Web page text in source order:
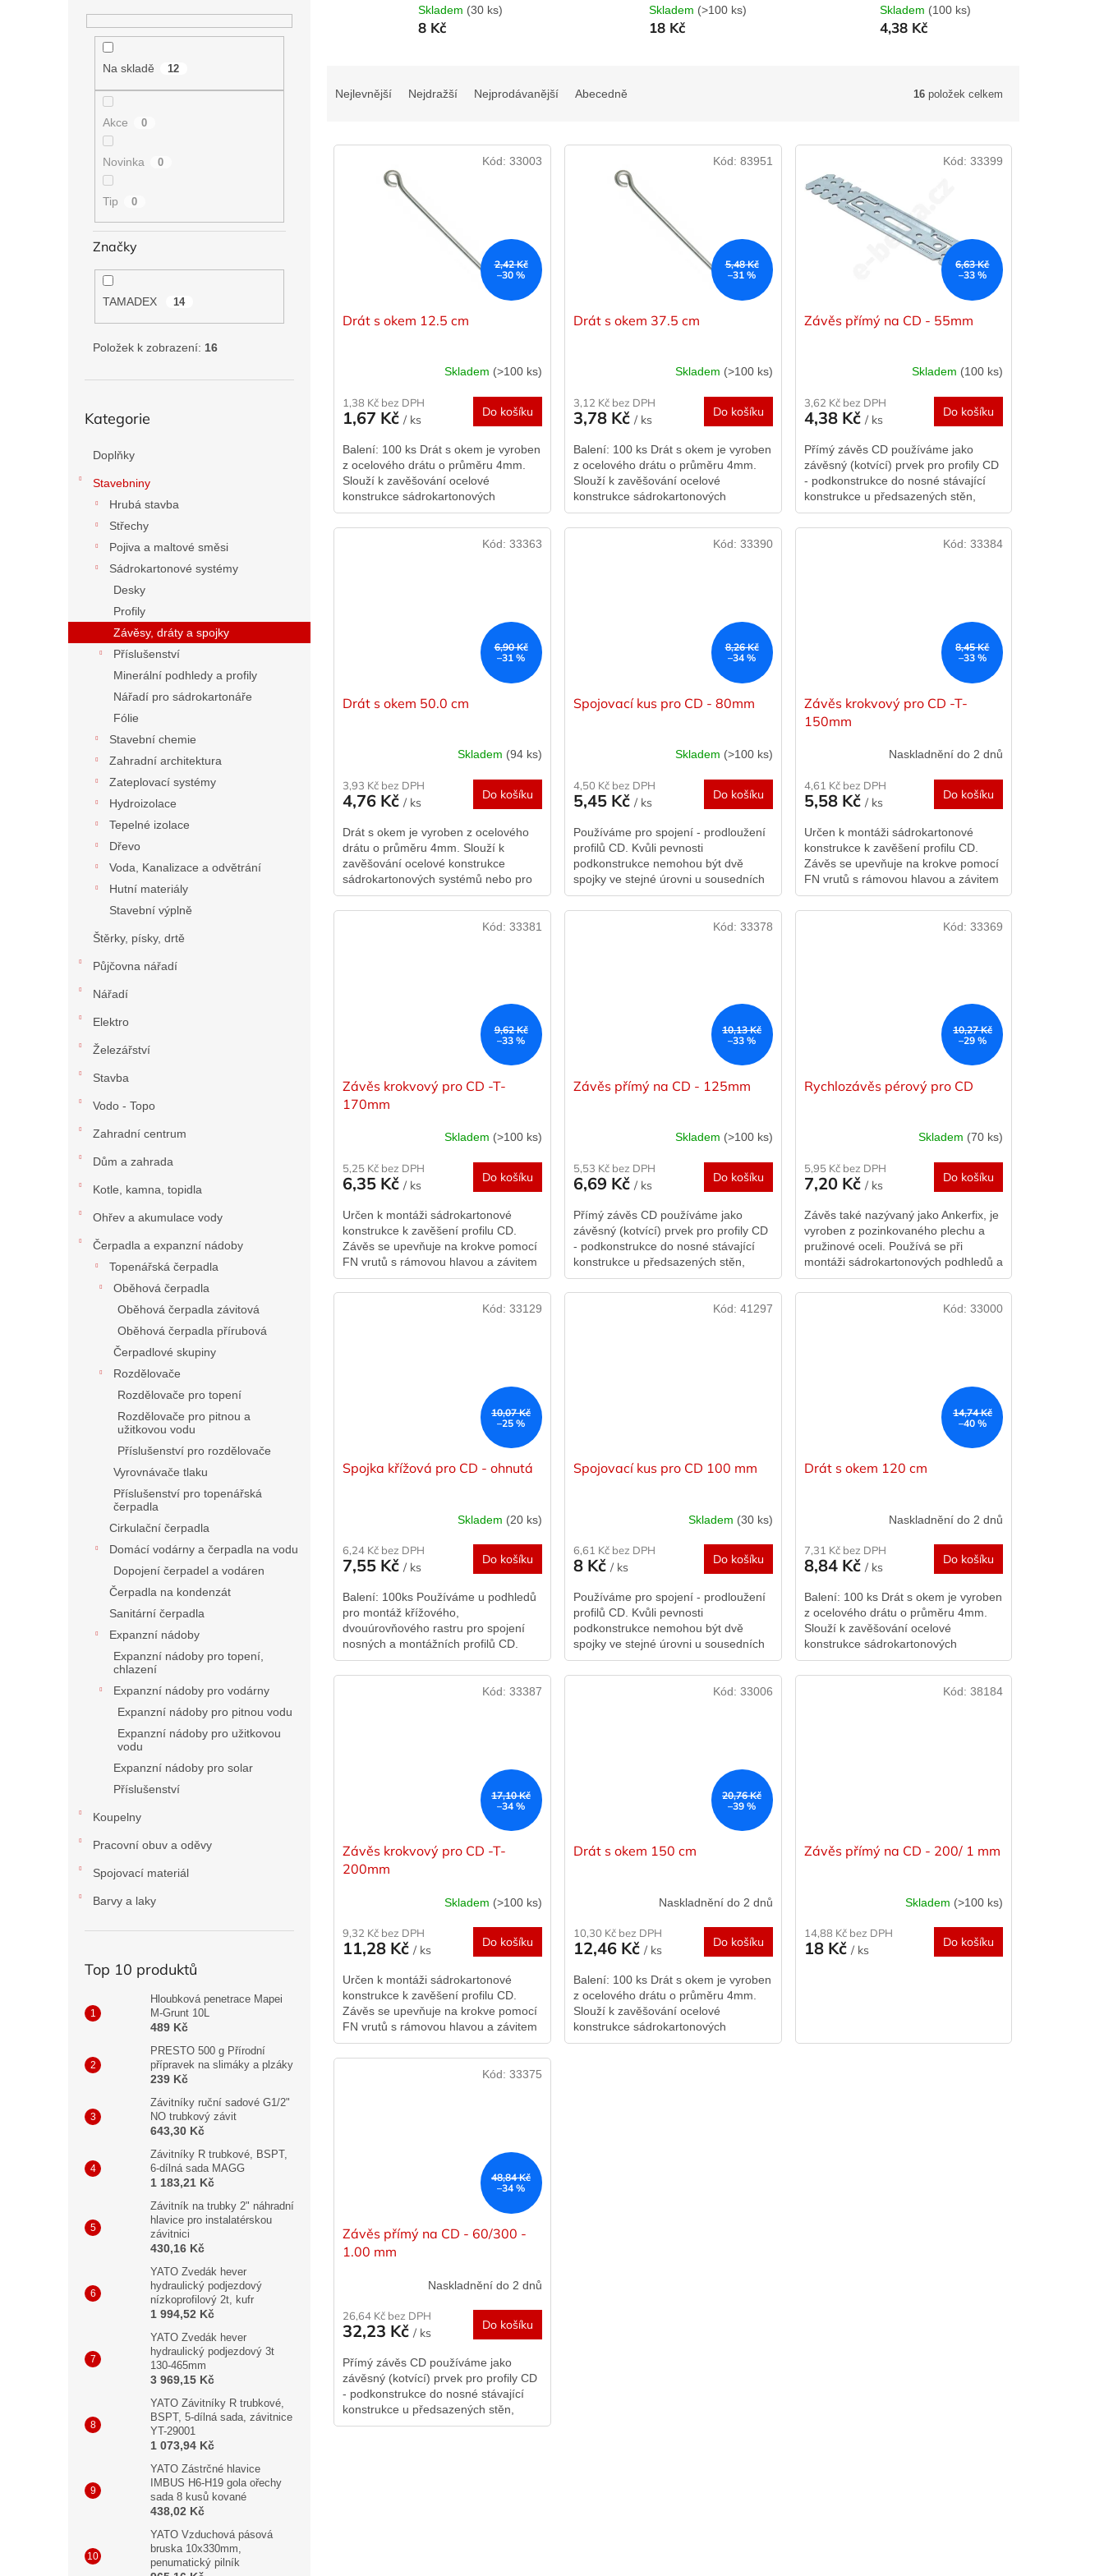
Na skladě 12
Akce 0
Novinka 0
Tip 0
Značky
TAMADEX 14
Položek k zobrazení: 16
kategorie
Kategorie
Doplňky
Stavebniny
Hrubá stavba
Střechy
Pojiva a maltové směsi
Sádrokartonové systémy
Desky
Profily
Závěsy, dráty a spojky
Příslušenství
Minerální podhledy a profily
Nářadí pro sádrokartonáře
Fólie
Stavební chemie
Zahradní architektura
Zateplovací systémy
Hydroizolace
Tepelné izolace
Dřevo
Voda, Kanalizace a odvětrání
Hutní materiály
Stavební výplně
Štěrky, písky, drtě
Půjčovna nářadí
Nářadí
Elektro
Železářství
Stavba
Vodo - Topo
Zahradní centrum
Dům a zahrada
Kotle, kamna, topidla
Ohřev a akumulace vody
Čerpadla a expanzní nádoby
Topenářská čerpadla
Oběhová čerpadla
Oběhová čerpadla závitová
Oběhová čerpadla přírubová
Čerpadlové skupiny
Rozdělovače
Rozdělovače pro topení
Rozdělovače pro pitnou a
užitkovou vodu
Příslušenství pro rozdělovače
Vyrovnávače tlaku
Příslušenství pro topenářská
čerpadla
Cirkulační čerpadla
Domácí vodárny a čerpadla na vodu
Dopojení čerpadel a vodáren
Čerpadla na kondenzát
Sanitární čerpadla
Expanzní nádoby
Expanzní nádoby pro topení,
chlazení
Expanzní nádoby pro vodárny
Expanzní nádoby pro pitnou vodu
Expanzní nádoby pro užitkovou
vodu
Expanzní nádoby pro solar
Příslušenství
Koupelny
Pracovní obuv a oděvy
Spojovací materiál
Barvy a laky
Top 10 produktů
Hloubková penetrace Mapei
M-Grunt 10L
489 Kč
PRESTO 500 g Přírodní
přípravek na slimáky a plzáky
239 Kč
Závitníky ruční sadové G1/2"
NO trubkový závit
643,30 Kč
Závitníky R trubkové, BSPT,
6-dílná sada MAGG
1 183,21 Kč
Závitník na trubky 2" náhradní
hlavice pro instalatérskou
závitnici
430,16 Kč
YATO Zvedák hever
hydraulický podjezdový
nízkoprofilový 2t, kufr
1 994,52 Kč
YATO Zvedák hever
hydraulický podjezdový 3t
130-465mm
3 969,15 Kč
YATO Závitníky R trubkové,
BSPT, 5-dílná sada, závitnice
YT-29001
1 073,94 Kč
YATO Zástrčné hlavice
IMBUS H6-H19 gola ořechy
sada 8 kusů kované
438,02 Kč
YATO Vzduchová pásová
bruska 10x330mm,
penumatický pilník
Skladem (30 ks)
8 Kč
Skladem (>100 ks)
18 Kč
Skladem (100 ks)
4,38 Kč
n
Nejlevnější Nejdražší Nejprodávanější Abecedně 16 položek celkem
V
2,42 Kč
–30 %
Drát s okem 12.5 cm
Skladem (>100 ks)
1,38 Kč bez DPH
1,67 Kč/ ks
Do košíku
Balení: 100 ks Drát s okem je vyroben
z ocelového drátu o průměru 4mm.
Slouží k zavěšování ocelové
konstrukce sádrokartonových
systémů nebo pro kazetové stropní
podhledy. Na...
Kód: 33003
5,48 Kč
–31 %
Drát s okem 37.5 cm
Skladem (>100 ks)
3,12 Kč bez DPH
3,78 Kč/ ks
Do košíku
Balení: 100 ks Drát s okem je vyroben
z ocelového drátu o průměru 4mm.
Slouží k zavěšování ocelové
konstrukce sádrokartonových
systémů nebo pro kazetové stropní
podhledy. Na...
Kód: 83951
6,63 Kč
–33 %
Závěs přímý na CD - 55mm
Skladem (100 ks)
3,62 Kč bez DPH
4,38 Kč/ ks
Do košíku
Přímý závěs CD používáme jako
závěsný (kotvící) prvek pro profily CD
- podkonstrukce do nosné stávající
konstrukce u předsazených stěn,
přímo montovaných podhledů a
podkrovních...
Kód:33399
6,90 Kč
–31 %
Drát s okem 50.0 cm
Skladem (94 ks)
3,93 Kč bez DPH
4,76 Kč/ ks
Do košíku
Drát s okem je vyroben z ocelového
drátu o průměru 4mm. Slouží k
zavěšování ocelové konstrukce
sádrokartonových systémů nebo pro
kazetové stropní podhledy. Na
jednom konci je...
Kód: 33363
8,26 Kč
–34 %
Spojovací kus pro CD - 80mm
Skladem (>100 ks)
4,50 Kč bez DPH
5,45 Kč/ ks
Do košíku
Používáme pro spojení - prodloužení
profilů CD. Kvůli pevnosti
podkonstrukce nemohou být dvě
spojky ve stejné úrovni u sousedních
profilů CD, ale minimálně ob jeden.
Kód: 33390
8,45 Kč
–33 %
Závěs krokvový pro CD -T-
150mm
Naskladnění do 2 dnů
4,61 Kč bez DPH
5,58 Kč/ ks
Do košíku
Určen k montáži sádrokartonové
konstrukce k zavěšení profilu CD.
Závěs se upevňuje na krokve pomocí
FN vrutů s rámovou hlavou a závitem
TX do boční strany krokví nebo
kleštin....
Kód:33384
9,62 Kč
–33 %
Závěs krokvový pro CD -T-
170mm
Skladem (>100 ks)
5,25 Kč bez DPH
6,35 Kč/ ks
Do košíku
Určen k montáži sádrokartonové
konstrukce k zavěšení profilu CD.
Závěs se upevňuje na krokve pomocí
FN vrutů s rámovou hlavou a závitem
TX do boční strany krokví nebo
kleštin....
Kód: 33381
10,13 Kč
–33 %
Závěs přímý na CD - 125mm
Skladem (>100 ks)
5,53 Kč bez DPH
6,69 Kč/ ks
Do košíku
Přímý závěs CD používáme jako
závěsný (kotvící) prvek pro profily CD
- podkonstrukce do nosné stávající
konstrukce u předsazených stěn,
přímo montovaných podhledů a
podkrovních...
Kód: 33378
10,27 Kč
–29 %
Rychlozávěs pérový pro CD
Skladem (70 ks)
5,95 Kč bez DPH
7,20 Kč/ ks
Do košíku
Závěs také nazývaný jako Ankerfix, je
vyroben z pozinkovaného plechu a
pružinové oceli. Používá se při
montáži sádrokartonových podhledů a
podkroví, jako spojovací prvek mezi
CD...
Kód:33369
10,07 Kč
–25 %
Spojka křížová pro CD - ohnutá
Skladem (20 ks)
6,24 Kč bez DPH
7,55 Kč/ ks
Do košíku
Balení: 100ks Používáme u podhledů
pro montáž křížového,
dvouúrovňového rastru pro spojení
nosných a montážních profilů CD.
Spojka je opatřena pružnými
elementy pro vymezení...
Kód: 33129
Spojovací kus pro CD 100 mm
Skladem (30 ks)
6,61 Kč bez DPH
8 Kč/ ks
Do košíku
Používáme pro spojení - prodloužení
profilů CD. Kvůli pevnosti
podkonstrukce nemohou být dvě
spojky ve stejné úrovni u sousedních
profilů CD, ale minimálně ob jeden.
Kovový...
Kód: 41297
14,74 Kč
–40 %
Drát s okem 120 cm
Naskladnění do 2 dnů
7,31 Kč bez DPH
8,84 Kč/ ks
Do košíku
Balení: 100 ks Drát s okem je vyroben
z ocelového drátu o průměru 4mm.
Slouží k zavěšování ocelové
konstrukce sádrokartonových
systémů nebo pro kazetové stropní
podhledy. Na...
Kód:33000
17,10 Kč
–34 %
Závěs krokvový pro CD -T-
200mm
Skladem (>100 ks)
9,32 Kč bez DPH
11,28 Kč/ ks
Do košíku
Určen k montáži sádrokartonové
konstrukce k zavěšení profilu CD.
Závěs se upevňuje na krokve pomocí
FN vrutů s rámovou hlavou a závitem
TX do boční strany krokví nebo
kleštin....
Kód: 33387
20,76 Kč
–39 %
Drát s okem 150 cm
Naskladnění do 2 dnů
10,30 Kč bez DPH
12,46 Kč/ ks
Do košíku
Balení: 100 ks Drát s okem je vyroben
z ocelového drátu o průměru 4mm.
Slouží k zavěšování ocelové
konstrukce sádrokartonových
systémů nebo pro kazetové stropní
Kód: 33006
Závěs přímý na CD - 200/ 1 mm
Skladem (>100 ks)
14,88 Kč bez DPH
18 Kč/ ks
Do košíku
Kód:38184
48,84 Kč
–34 %
Závěs přímý na CD - 60/300 -
1.00 mm
Naskladnění do 2 dnů
26,64 Kč bez DPH
32,23 Kč/ ks
Do košíku
Přímý závěs CD používáme jako
závěsný (kotvící) prvek pro profily CD
- podkonstrukce do nosné stávající
konstrukce u předsazených stěn,
přímo montovaných podhledů a
Kód: 33375